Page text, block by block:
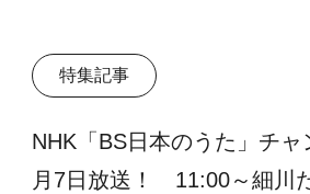
特集記事
NHK「BS日本のうた」チ
月7日放送！ 11:00～細川